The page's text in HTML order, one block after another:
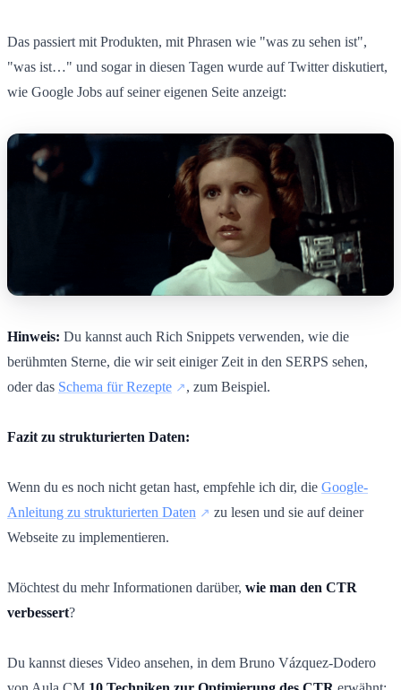
Das passiert mit Produkten, mit Phrasen wie "was zu sehen ist",
"was ist…" und sogar in diesen Tagen wurde auf Twitter diskutiert,
wie Google Jobs auf seiner eigenen Seite anzeigt:
Hinweis: Du kannst auch Rich Snippets verwenden, wie die
berühmten Sterne, die wir seit einiger Zeit in den SERPS sehen,
oder das Schema für Rezepte , zum Beispiel.
Fazit zu strukturierten Daten:
Wenn du es noch nicht getan hast, empfehle ich dir, die Google-
Anleitung zu strukturierten Daten
zu lesen und sie auf deiner
Webseite zu implementieren.
Möchtest du mehr Informationen darüber, wie man den CTR
verbessert?
Du kannst dieses Video ansehen, in dem Bruno Vázquez-Dodero